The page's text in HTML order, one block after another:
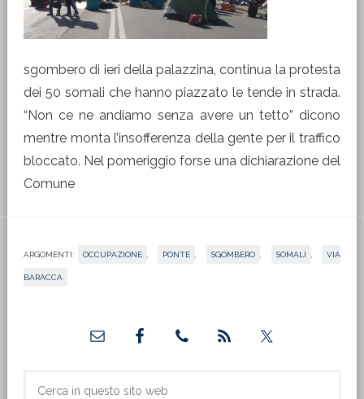
sgombero di ieri della palazzina, continua la protesta
dei 50 somali che hanno piazzato le tende in strada.
“Non ce ne andiamo senza avere un tetto” dicono
mentre monta l’insofferenza della gente per il traffico
bloccato. Nel pomeriggio forse una dichiarazione del
Comune
ARGOMENTI: OCCUPAZIONE PONTE SGOMBERO SOMALI VIA
BARACCA
primaria